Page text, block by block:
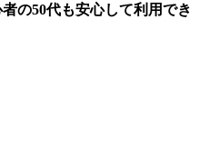
の50代も安心して利用でき